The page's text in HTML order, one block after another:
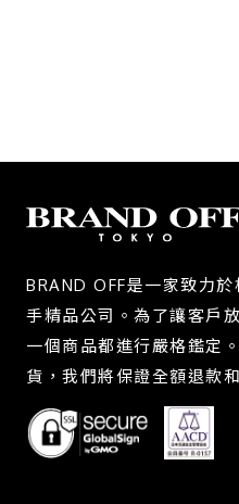
BRAND OFF是一家致力
手精品公司。為了讓客戶
一個商品都進行嚴格鑑定
貨，我們將保證全額退款